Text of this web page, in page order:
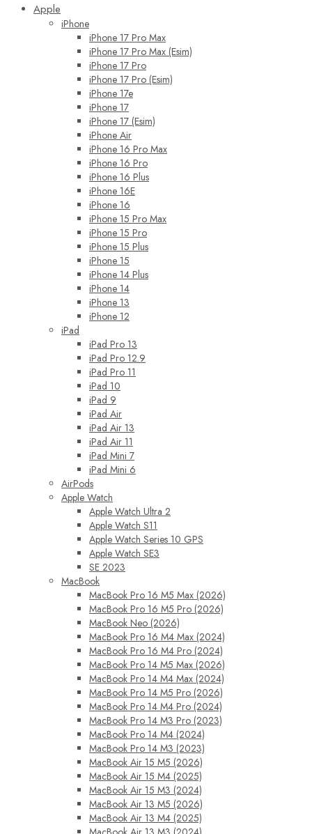
Apple
iPhone
iPhone 17 Pro Max
iPhone 17 Pro Max (Esim)
iPhone 17 Pro
iPhone 17 Pro (Esim)
iPhone 17e
iPhone 17
iPhone 17 (Esim)
iPhone Air
iPhone 16 Pro Max
iPhone 16 Pro
iPhone 16 Plus
iPhone 16E
iPhone 16
iPhone 15 Pro Max
iPhone 15 Pro
iPhone 15 Plus
iPhone 15
iPhone 14 Plus
iPhone 14
iPhone 13
iPhone 12
iPad
iPad Pro 13
iPad Pro 12.9
iPad Pro 11
iPad 10
iPad 9
iPad Air
iPad Air 13
iPad Air 11
iPad Mini 7
iPad Mini 6
AirPods
Apple Watch
Apple Watch Ultra 2
Apple Watch S11
Apple Watch Series 10 GPS
Apple Watch SE3
SE 2023
MacBook
MacBook Pro 16 M5 Max (2026)
MacBook Pro 16 M5 Pro (2026)
MacBook Neo (2026)
MacBook Pro 16 M4 Max (2024)
MacBook Pro 16 M4 Pro (2024)
MacBook Pro 14 M5 Max (2026)
MacBook Pro 14 M4 Max (2024)
MacBook Pro 14 M5 Pro (2026)
MacBook Pro 14 M4 Pro (2024)
MacBook Pro 14 M3 Pro (2023)
MacBook Pro 14 M4 (2024)
MacBook Pro 14 M3 (2023)
MacBook Air 15 M5 (2026)
MacBook Air 15 M4 (2025)
MacBook Air 15 M3 (2024)
MacBook Air 13 M5 (2026)
MacBook Air 13 M4 (2025)